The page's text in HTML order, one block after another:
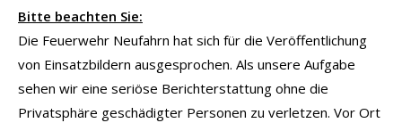
Bitte beachten Sie:
Die Feuerwehr Neufahrn hat sich für die Veröffentlichung
von Einsatzbildern ausgesprochen. Als unsere Aufgabe
sehen wir eine seriöse Berichterstattung ohne die
Privatsphäre geschädigter Personen zu verletzen. Vor Ort